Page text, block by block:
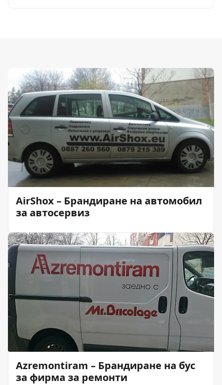
AirShox – Брандиране на автомобил
за автосервиз
Azremontiram – Брандиране на бус
за фирма за ремонти